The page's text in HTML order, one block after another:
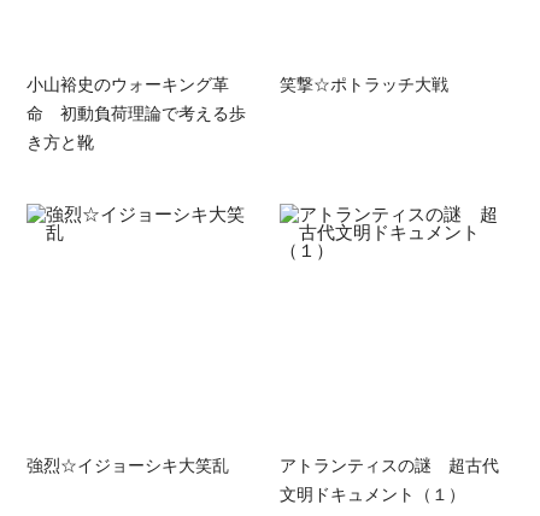
小山裕史のウォーキング革
命 初動負荷理論で考える歩
き方と靴
笑撃☆ポトラッチ大戦
強烈☆イジョーシキ大笑乱
アトランティスの謎 超古代
文明ドキュメント（１）